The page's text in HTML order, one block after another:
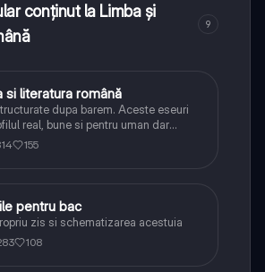
conținut la Limba și
9
română
si literatura română
dupa barem. Aceste eseuri
real, bune si pentru uman dar
dintre personaje si caracrerizarile.
155
română
pentru bac
zis si schematizarea acestuia
108